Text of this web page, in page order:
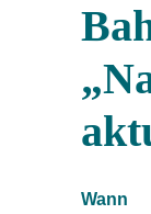
Wann